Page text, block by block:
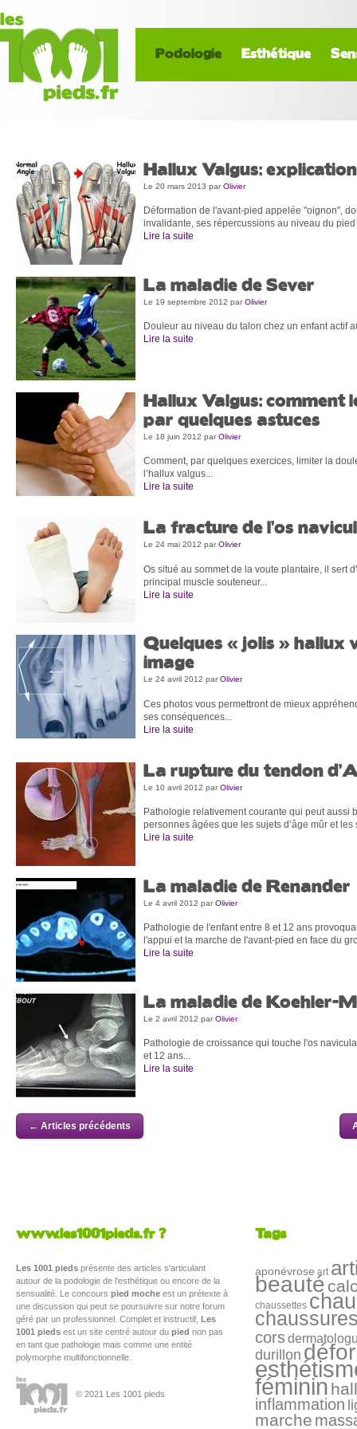
Podologie Esthétique
Hallux Valgus:
Le 20 mars 2013 parOlivier
Déformation de l'avant-pied appelée "oignon",
invalidante, ses répercussions au niveau du
Lire la suite
La maladie de Sever
Le 19 septembre 2012 parOlivier
Douleur au niveau du talon chez un enfant actif
Lire la suite
Hallux Valgus: comment
par quelques astuces
Le 18 juin 2012 parOlivier
Comment, par quelques exercices, limiter la
l’hallux valgus...
Lire la suite
La fracture de l’os
Le 24 mai 2012 parOlivier
Os situé au sommet de la voute plantaire, il sert
principal muscle souteneur...
Lire la suite
Quelques « jolis » hallux
image
Le 24 avril 2012 parOlivier
Ces photos vous permettront de mieux
ses conséquences...
Lire la suite
La rupture du tendon
Le 10 avril 2012 parOlivier
Pathologie relativement courante qui peut aussi
personnes âgées que les sujets d’âge mûr et les
Lire la suite
La maladie de Renander
Le 4 avril 2012 parOlivier
Pathologie de l'enfant entre 8 et 12 ans
l'appui et la marche de l'avant-pied en face du
Lire la suite
La maladie de Koehler-
Le 2 avril 2012 parOlivier
Pathologie de croissance qui touche l'os
et 12 ans...
Lire la suite
← Articles précédents
www.les1001pieds.fr ?
Les 1001 pieds présente des articles s'articulant
autour de la podologie de l'esthétique ou encore de la
sensualité. Le concours pied moche est un prétexte à
une discussion qui peut se poursuivre sur notre forum
géré par un professionnel. Complet et instructif, Les
1001 pieds est un site centré autour du pied non pas
en tant que pathologie mais comme une entité
polymorphe multifonctionnelle.
© 2021 Les 1001 pieds
Tags
aponévrose art
beauté
chaussettes
cors
durillon
féminin
inflammation
marche